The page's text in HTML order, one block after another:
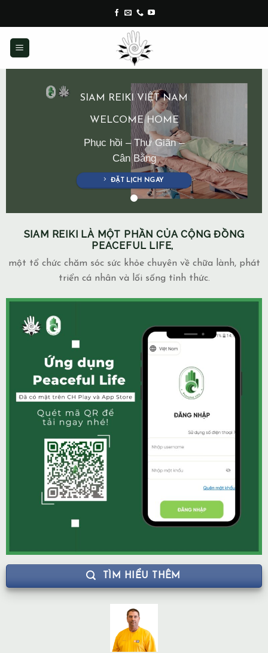
content
SIAM REIKI VIỆT NAM
WELCOME HOME
Phục hồi – Thư Giãn –
Cân Bằng
ĐẶT LỊCH NGAY
SIAM REIKI LÀ MỘT PHẦN CỦA CỘNG ĐỒNG
PEACEFUL LIFE,
một tổ chức chăm sóc sức khỏe chuyên về chữa lành, phát
triển cá nhân và lối sống tỉnh thức.
TÌM HIỂU THÊM